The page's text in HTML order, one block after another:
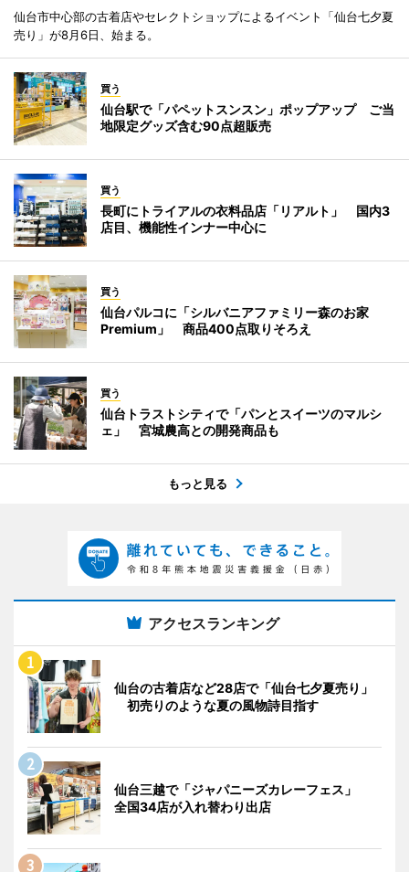
仙台市中心部の古着店やセレクトショップによるイベント「仙台七夕夏
売り」が8月6日、始まる。
買う
仙台駅で「パペットスンスン」ポップアップ ご当
地限定グッズ含む90点超販売
買う
長町にトライアルの衣料品店「リアルト」 国内3
店目、機能性インナー中心に
買う
仙台パルコに「シルバニアファミリー森のお家
Premium」 商品400点取りそろえ
買う
仙台トラストシティで「パンとスイーツのマルシ
ェ」 宮城農高との開発商品も
もっと見る
アクセスランキング
仙台の古着店など28店で「仙台七夕夏売り」
初売りのような夏の風物詩目指す
仙台三越で「ジャパニーズカレーフェス」
全国34店が入れ替わり出店